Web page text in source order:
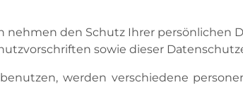
nehmen den Schutz Ihrer
sowie dieser
werden verschiedene